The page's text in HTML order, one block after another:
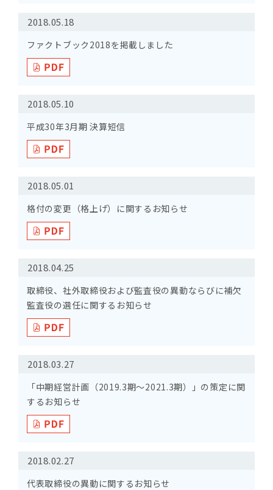
2018.05.18
ファクトブック2018を掲載しました
2018.05.10
平成30年3月期 決算短信
2018.05.01
格付の変更（格上げ）に関するお知らせ
2018.04.25
取締役、社外取締役および監査役の異動ならびに補欠
監査役の選任に関するお知らせ
2018.03.27
「中期経営計画（2019.3期～2021.3期）」の策定に関
するお知らせ
2018.02.27
代表取締役の異動に関するお知らせ